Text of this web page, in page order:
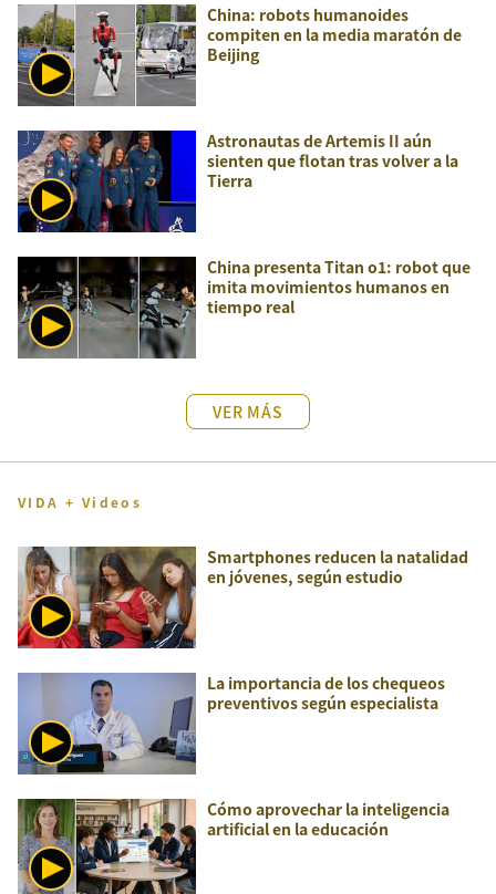
China: robots humanoides
compiten en la media maratón de
Beijing
Astronautas de Artemis II aún
sienten que flotan tras volver a la
Tierra
China presenta Titan o1: robot que
imita movimientos humanos en
tiempo real
VER MÁS
VIDA + Videos
Smartphones reducen la natalidad
en jóvenes, según estudio
La importancia de los chequeos
preventivos según especialista
Cómo aprovechar la inteligencia
artificial en la educación